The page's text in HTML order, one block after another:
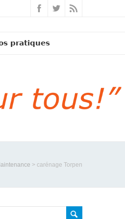
pratiques
> carénage Torpen